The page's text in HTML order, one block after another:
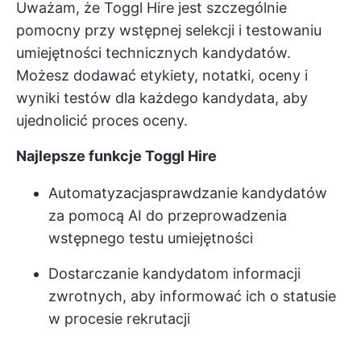
Uważam, że Toggl Hire jest szczególnie
pomocny przy wstępnej selekcji i testowaniu
umiejętności technicznych kandydatów.
Możesz dodawać etykiety, notatki, oceny i
wyniki testów dla każdego kandydata, aby
ujednolicić proces oceny.
Najlepsze funkcje Toggl Hire
Automatyzacjasprawdzanie kandydatów
za pomocą AI do przeprowadzenia
wstępnego testu umiejętności
Dostarczanie kandydatom informacji
zwrotnych, aby informować ich o statusie
w procesie rekrutacji